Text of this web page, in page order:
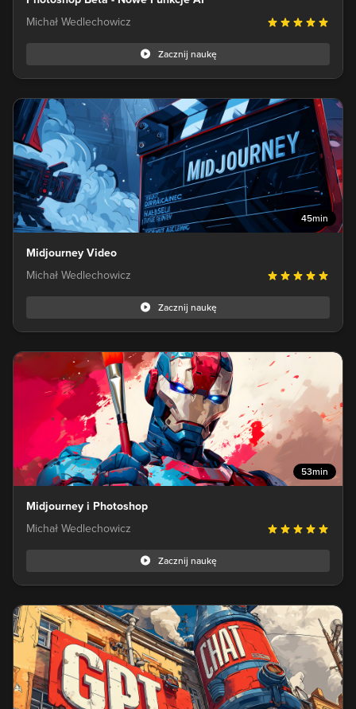
Michał Wedlechowicz
Zacznij naukę
45min
Midjourney Video
Michał Wedlechowicz
Zacznij naukę
53min
Midjourney i Photoshop
Michał Wedlechowicz
Zacznij naukę